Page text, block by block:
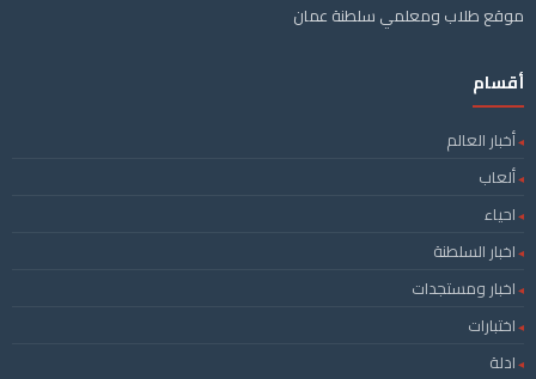
موقع طلاب ومعلمي سلطنة عمان
أقسام
أخبار العالم
ألعاب
احياء
اخبار السلطنة
اخبار ومستجدات
اختبارات
ادلة